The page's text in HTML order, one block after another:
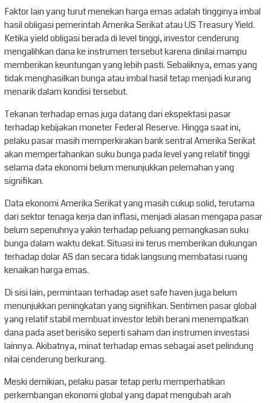
Faktor lain yang turut menekan harga emas adalah tingginya imbal
hasil obligasi pemerintah Amerika Serikat atau US Treasury Yield.
Ketika yield obligasi berada di level tinggi, investor cenderung
mengalihkan dana ke instrumen tersebut karena dinilai mampu
memberikan keuntungan yang lebih pasti. Sebaliknya, emas yang
tidak menghasilkan bunga atau imbal hasil tetap menjadi kurang
menarik dalam kondisi tersebut.
Tekanan terhadap emas juga datang dari ekspektasi pasar
terhadap kebijakan moneter Federal Reserve. Hingga saat ini,
pelaku pasar masih memperkirakan bank sentral Amerika Serikat
akan mempertahankan suku bunga pada level yang relatif tinggi
selama data ekonomi belum menunjukkan pelemahan yang
signifikan.
Data ekonomi Amerika Serikat yang masih cukup solid, terutama
dari sektor tenaga kerja dan inflasi, menjadi alasan mengapa pasar
belum sepenuhnya yakin terhadap peluang pemangkasan suku
bunga dalam waktu dekat. Situasi ini terus memberikan dukungan
terhadap dolar AS dan secara tidak langsung membatasi ruang
kenaikan harga emas.
Di sisi lain, permintaan terhadap aset safe haven juga belum
menunjukkan peningkatan yang signifikan. Sentimen pasar global
yang relatif stabil membuat investor lebih berani menempatkan
dana pada aset berisiko seperti saham dan instrumen investasi
lainnya. Akibatnya, minat terhadap emas sebagai aset pelindung
nilai cenderung berkurang.
Meski demikian, pelaku pasar tetap perlu memperhatikan
perkembangan ekonomi global yang dapat mengubah arah